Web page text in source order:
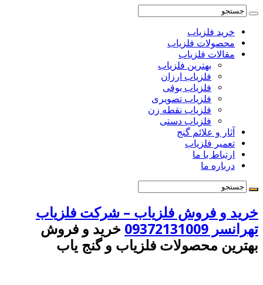
خرید فلزیاب
محصولات فلزیاب
مقالات فلزیاب
بهترین فلزیاب
فلزیاب ارزان
فلزیاب بوقی
فلزیاب تصویری
فلزیاب نقطه زن
فلزیاب دستی
آثار و علائم گنج
تعمیر فلزیاب
ارتباط با ما
درباره ما
خرید و فروش فلزیاب – شرکت فلزیاب
تهرانسر 09372131009
خرید و فروش
بهترین محصولات فلزیاب و گنج یاب